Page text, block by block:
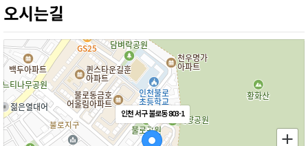
오시는길
인천 서구 불로동 803-1